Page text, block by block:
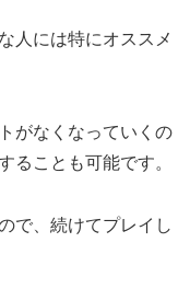
人には特にオススメ
がなくなっていくの
ることも可能です。
で、続けてプレイし